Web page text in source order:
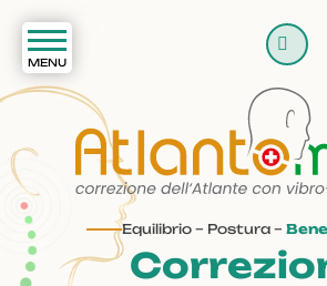
Equilibrio – Postura –
Cerca